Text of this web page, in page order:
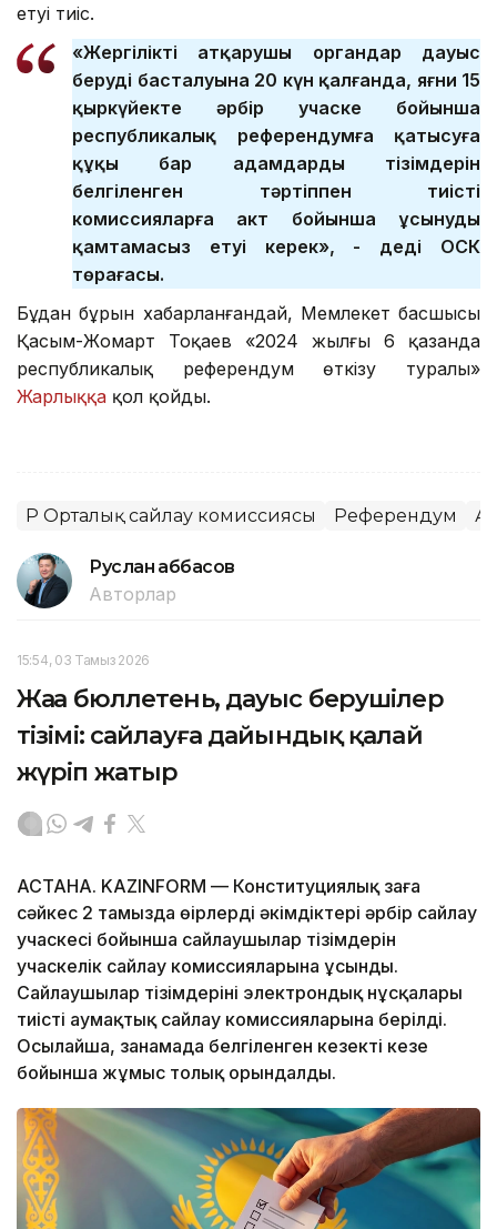
етуі тиіс.
«Жергілікті атқарушы органдар дауыс
берудің басталуына 20 күн қалғанда, яғни 15
қыркүйекте әрбір учаске бойынша
республикалық референдумға қатысуға
құқы бар адамдардың тізімдерін
белгіленген тәртіппен тиісті
комиссияларға акт бойынша ұсынуды
қамтамасыз етуі керек», - деді ОСК
төрағасы.
Бұдан бұрын хабарланғандай, Мемлекет басшысы
Қасым-Жомарт Тоқаев «2024 жылғы 6 қазанда
республикалық референдум өткiзу туралы»
Жарлыққа қол қойды.
ҚР Орталық сайлау комиссиясы Референдум
Руслан Ғаббасов
Авторлар
15:54, 03 Тамыз 2026
Жаңа бюллетень, дауыс берушілер
тізімі: сайлауға дайындық қалай
жүріп жатыр
АСТАНА. KAZINFORM — Конституциялық заңға
сәйкес 2 тамызда өңірлердің әкімдіктері әрбір сайлау
учаскесі бойынша сайлаушылар тізімдерін
учаскелік сайлау комиссияларына ұсынды.
Сайлаушылар тізімдерінің электрондық нұсқалары
тиісті аумақтық сайлау комиссияларына берілді.
Осылайша, заңнамада белгіленген кезекті кезең
бойынша жұмыс толық орындалды.